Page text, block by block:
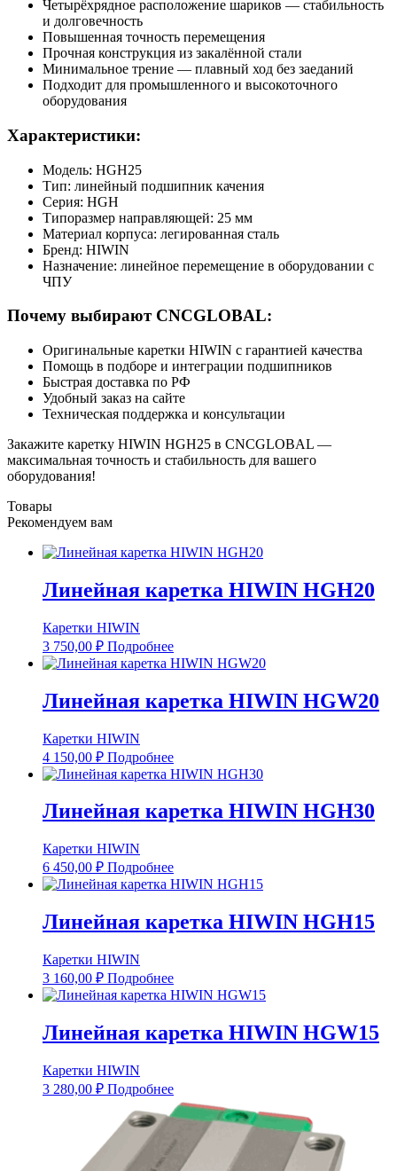
Четырёхрядное расположение шариков — стабильность
и долговечность
Повышенная точность перемещения
Прочная конструкция из закалённой стали
Минимальное трение — плавный ход без заеданий
Подходит для промышленного и высокоточного
оборудования
Характеристики:
Модель: HGH25
Тип: линейный подшипник качения
Серия: HGH
Типоразмер направляющей: 25 мм
Материал корпуса: легированная сталь
Бренд: HIWIN
Назначение: линейное перемещение в оборудовании с
ЧПУ
Почему выбирают CNCGLOBAL:
Оригинальные каретки HIWIN с гарантией качества
Помощь в подборе и интеграции подшипников
Быстрая доставка по РФ
Удобный заказ на сайте
Техническая поддержка и консультации
Закажите каретку HIWIN HGH25 в CNCGLOBAL —
максимальная точность и стабильность для вашего
оборудования!
Товары
Рекомендуем вам
Линейная каретка HIWIN HGH20
Каретки HIWIN
3 750,00 ₽ Подробнее
Линейная каретка HIWIN HGW20
Каретки HIWIN
4 150,00 ₽ Подробнее
Линейная каретка HIWIN HGH30
Каретки HIWIN
6 450,00 ₽ Подробнее
Линейная каретка HIWIN HGH15
Каретки HIWIN
3 160,00 ₽ Подробнее
Линейная каретка HIWIN HGW15
Каретки HIWIN
3 280,00 ₽ Подробнее